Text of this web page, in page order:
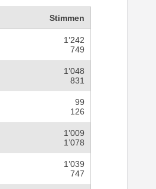
Stimmen
1’242
749
1’048
831
99
126
1’009
1’078
1’039
747